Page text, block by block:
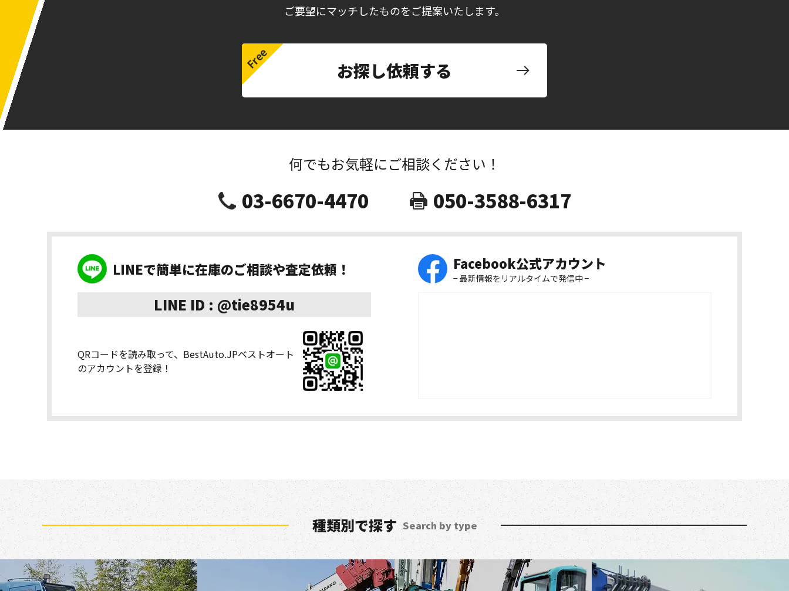
ご要望にマッチしたものをご提案いたします。
お探し依頼する
何でもお気軽にご相談ください！
03-6670-4470 050-3588-6317
LINEで簡単に在庫のご相談や査定依頼！
LINE ID : @tie8954u
QRコードを読み取って、BestAuto.JPベストオート
のアカウントを登録！
Facebook公式アカウント
− 最新情報をリアルタイムで発信中 −
種類別で探す Search by type